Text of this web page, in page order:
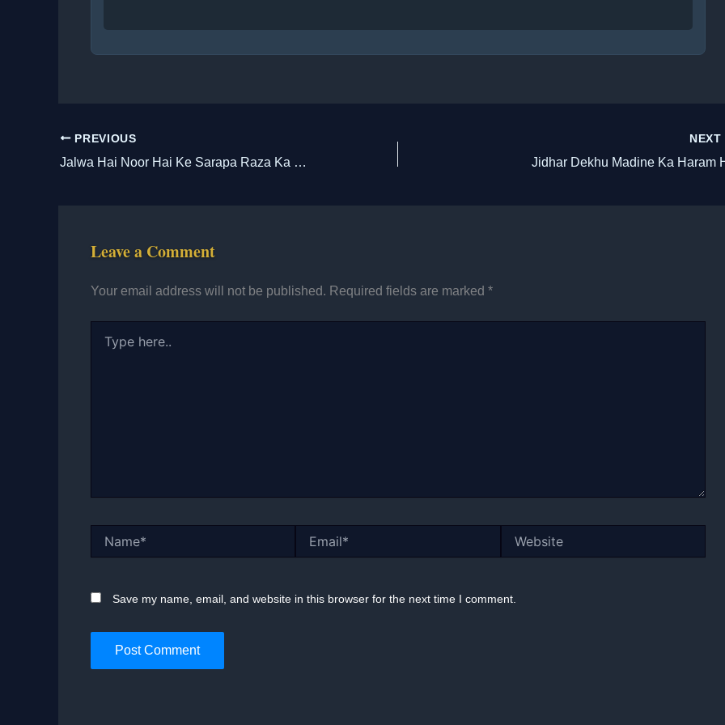
PREVIOUS
Jalwa Hai Noor Hai Ke Sarapa Raza Ka Hai Lyrics || जल्वा है नूर है कि सरापा रज़ा का है
NEXT
Jidhar Dekhu Madine Ka Haram
Leave a Comment
Your email address will not be published. Required fields are marked *
here..
Save my name, email, and website in this browser for the next time I comment.